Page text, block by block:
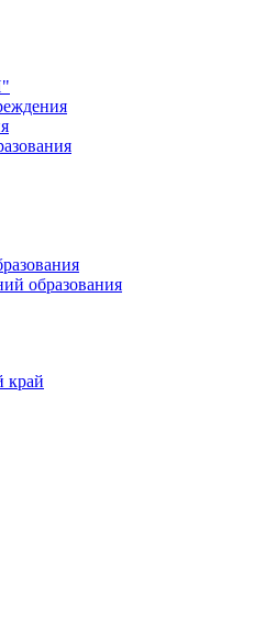
образования